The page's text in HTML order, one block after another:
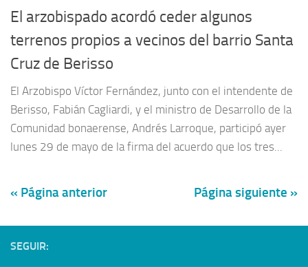
El arzobispado acordó ceder algunos
terrenos propios a vecinos del barrio Santa
Cruz de Berisso
El Arzobispo Víctor Fernández, junto con el intendente de
Berisso, Fabián Cagliardi, y el ministro de Desarrollo de la
Comunidad bonaerense, Andrés Larroque, participó ayer
lunes 29 de mayo de la firma del acuerdo que los tres...
« Página anterior Página siguiente »
SEGUIR: